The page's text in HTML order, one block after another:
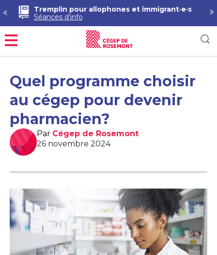
Tremplin pour allophones et immigrant·e·s
Séances d’info
Menu
Quel programme choisir
au cégep pour devenir
pharmacien?
Par Cégep de Rosemont
26 novembre 2024